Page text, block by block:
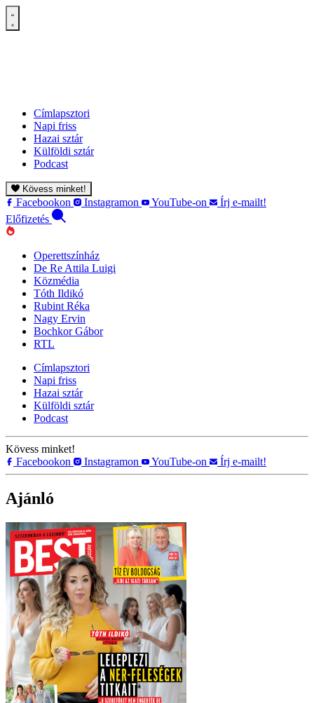
Címlapsztori
Napi friss
Hazai sztár
Külföldi sztár
Podcast
Kövess minket!
Facebookon Instagramon YouTube-on
Írj e-mailt!
Előfizetés
Operettszínház
De Re Attila Luigi
Közmédia
Tóth Ildikó
Rubint Réka
Nagy Ervin
Bochkor Gábor
RTL
Címlapsztori
Napi friss
Hazai sztár
Külföldi sztár
Podcast
Kövess minket!
Facebookon
Instagramon YouTube-on Írj e-mailt!
Ajánló